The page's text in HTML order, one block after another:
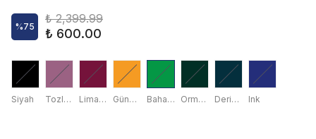
%75
₺ 2,399.99
₺ 600.00
Siyah Tozlu Gül Liman Kırmızısı Gündoğumu Sarısı Bahar Yaprağı Orman Yeşili Derin Deniz Ink